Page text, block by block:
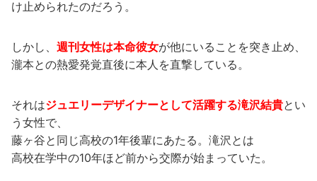
け止められたのだろう。
しかし、 週刊女性は本命彼女が他にいることを突き止め、
瀧本との熱愛発覚直後に本人を直撃している。
それはジュエリーデザイナーとして活躍する滝沢結貴とい
う女性で、
藤ヶ谷と同じ高校の1年後輩にあたる。滝沢とは
高校在学中の10年ほど前から交際が始まっていた。